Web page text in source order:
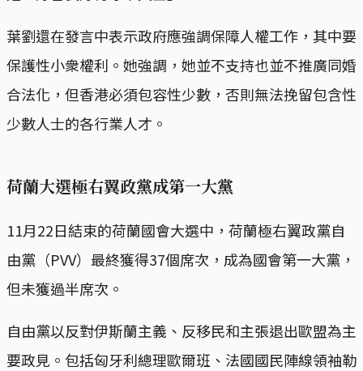
葉劉還在發言中表示政府應強調保障人權工作，其中要
保護性小衆權利。她強調，她並不支持也並不推廣同婚
合法化，但香港必須包容性少數，否則無法挽留包含性
少數人士的各行業人才。
荷蘭大選極右翼政黨成第一大黨
11月22日結束的荷蘭國會大選中，荷蘭極右翼政黨自
由黨（PVV）最終獲得37個席次，成為國會第一大黨，
但未獲過半席次。
自由黨以反對伊斯蘭主義、反移民和主張退出歐盟為主
要政見。包括匈牙利總理歐爾班、法國國民陣線領袖勒